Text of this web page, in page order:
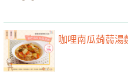
咖哩南瓜蒟蒻湯